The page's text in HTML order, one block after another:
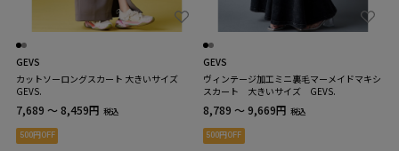
GEVS
カットソーロングスカート 大きいサイズ
GEVS.
7,689 ～ 8,459円 税込
500円OFF
GEVS
ヴィンテージ加工ミニ裏毛マーメイドマキシ
スカート 大きいサイズ GEVS.
8,789 ～ 9,669円 税込
500円OFF